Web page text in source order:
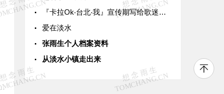
『卡拉Ok‧台北‧我』宣传期写给歌迷的一封信
爱在淡水
张雨生个人档案资料
从淡水小镇走出来